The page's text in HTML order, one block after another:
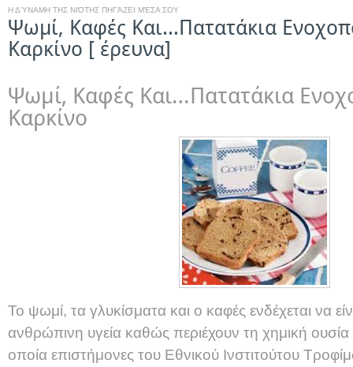
Η ΔΎΝΑΜΗ ΤΗΣ ΝΙΌΤΗΣ ΠΗΓΆΖΕΙ ΜΈΣΑ ΣΟΥ
Ψωμί, Καφές Και…Πατατάκια
Καρκίνο [ έρευνα]
Ψωμί, Καφές Και…Πατατάκια
Καρκίνο
Το ψωμί, τα γλυκίσματα και ο καφές ενδέχεται να
ανθρώπινη υγεία καθώς περιέχουν τη χημική
οποία επιστήμονες του Εθνικού Ινστιτούτου